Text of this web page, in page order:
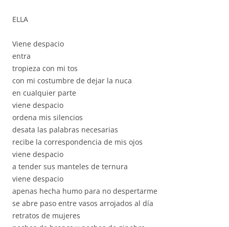
ELLA
Viene despacio
entra
tropieza con mi tos
con mi costumbre de dejar la nuca
en cualquier parte
viene despacio
ordena mis silencios
desata las palabras necesarias
recibe la correspondencia de mis ojos
viene despacio
a tender sus manteles de ternura
viene despacio
apenas hecha humo para no despertarme
se abre paso entre vasos arrojados al día
retratos de mujeres